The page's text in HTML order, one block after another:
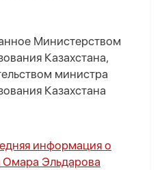
Министерством
Казахстана,
министра
Казахстана
информация о
Омара Эльдарова